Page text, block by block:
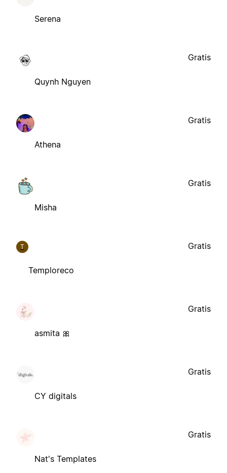
Serena
Quynh Nguyen
Gratis
Athena
Gratis
Misha
Gratis
T
Temploreco
Gratis
asmita 🎀
Gratis
CY digitals
Gratis
Nat's Templates
Gratis